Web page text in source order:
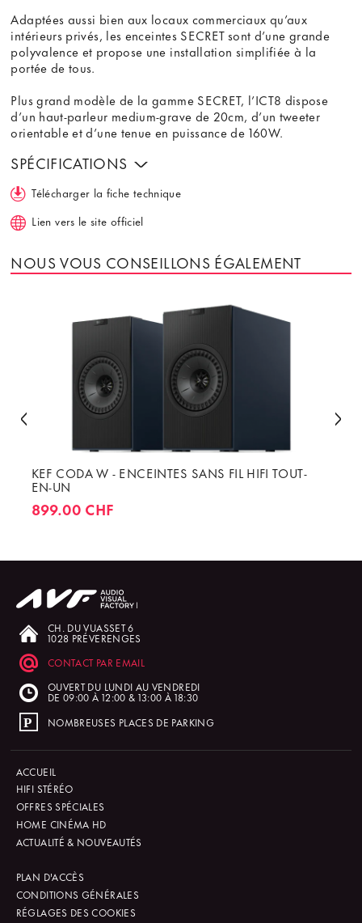
Adaptées aussi bien aux locaux commerciaux qu’aux
intérieurs privés, les enceintes SECRET sont d’une grande
polyvalence et propose une installation simplifiée à la
portée de tous.
Plus grand modèle de la gamme SECRET, l’ICT8 dispose
d’un haut-parleur medium-grave de 20cm, d’un tweeter
orientable et d’une tenue en puissance de 160W.
SPÉCIFICATIONS
Télécharger la fiche technique
Lien vers le site officiel
NOUS VOUS CONSEILLONS ÉGALEMENT
KEF CODA W - ENCEINTES SANS FIL HIFI TOUT-
EN-UN
899.00 CHF
CH. DU VUASSET 6
1028 PRÉVERENGES
CONTACT PAR EMAIL
OUVERT DU LUNDI AU VENDREDI
DE 09:00 À 12:00 & 13:00 À 18:30
NOMBREUSES PLACES DE PARKING
ACCUEIL
HIFI STÉRÉO
OFFRES SPÉCIALES
HOME CINÉMA HD
ACTUALITÉ & NOUVEAUTÉS
PLAN D'ACCÈS
CONDITIONS GÉNÉRALES
RÉGLAGES DES COOKIES